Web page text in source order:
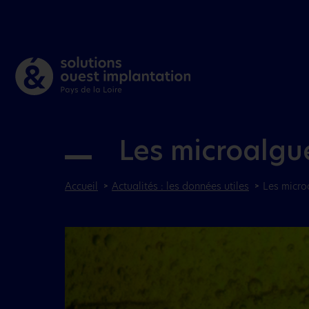
Les
Accueil Actualités : les données utiles
Les